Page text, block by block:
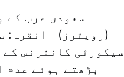
سعودی عرب کے
(رویٹرز) انقرہ:
سیکورٹی کانفرنس
بڑھتے ہوئے عدم